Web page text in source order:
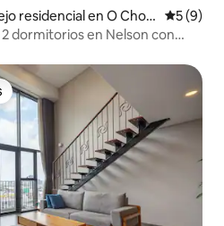
residencial en O Cho
5 (9)
dormitorios en Nelson con